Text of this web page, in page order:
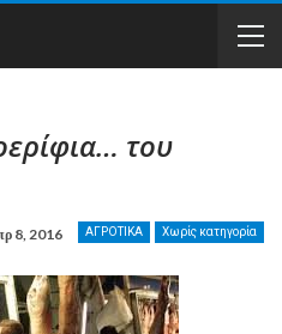
του
ΑΓΡΟΤΙΚΑ Χωρίς κατηγορία
8, 2016